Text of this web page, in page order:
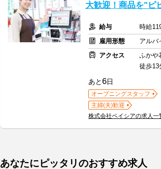
大歓迎！商品を"ピ
給与
時給
雇用形態
アルバ
アクセス
ふかや
徒歩13
あと6日
オープニングスタッフ
主婦(夫)歓迎
株式会社ベイシアの求人一
あなたにピッタリのおすすめ求人